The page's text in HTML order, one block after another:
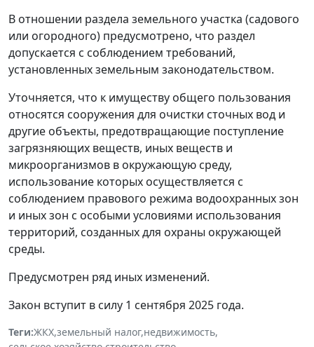
В отношении раздела земельного участка (садового
или огородного) предусмотрено, что раздел
допускается с соблюдением требований,
установленных земельным законодательством.
Уточняется, что к имуществу общего пользования
относятся сооружения для очистки сточных вод и
другие объекты, предотвращающие поступление
загрязняющих веществ, иных веществ и
микроорганизмов в окружающую среду,
использование которых осуществляется с
соблюдением правового режима водоохранных зон
и иных зон с особыми условиями использования
территорий, созданных для охраны окружающей
среды.
Предусмотрен ряд иных изменений.
Закон вступит в силу 1 сентября 2025 года.
Теги:ЖКХ,земельный налог,недвижимость,